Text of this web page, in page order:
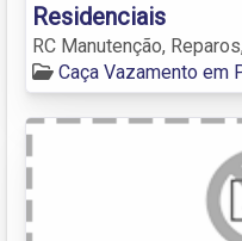
Residenciais
RC Manutenção,
Caça Vazamento em